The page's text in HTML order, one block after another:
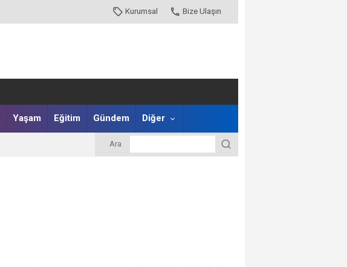
Kurumsal Bize Ulaşın
Yaşam Eğitim Gündem Diğer
Ara